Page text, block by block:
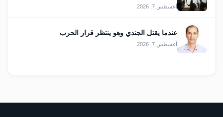
أغسطس 7, 2026
عندما يقتل الجندي وهو ينتظر قرار الحرب
أغسطس 7, 2026